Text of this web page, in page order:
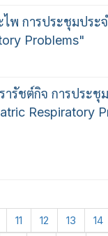
พ การประชุมประ
Problems"
รัชต์กิจ การประชุ
Respiratory
11 12 13 14